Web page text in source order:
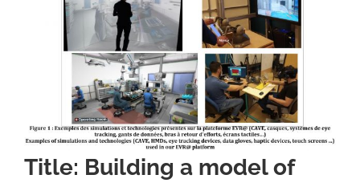
Title: Building a model of